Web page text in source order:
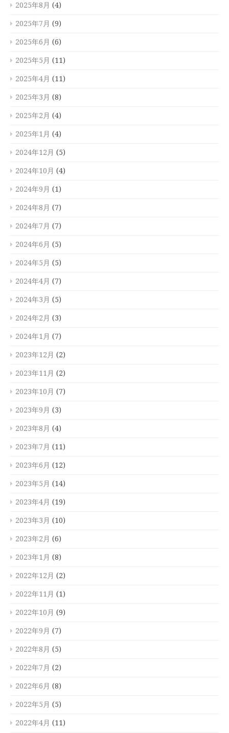
2025年8月 (4)
2025年7月 (9)
2025年6月 (6)
2025年5月 (11)
2025年4月 (11)
2025年3月 (8)
2025年2月 (4)
2025年1月 (4)
2024年12月 (5)
2024年10月 (4)
2024年9月 (1)
2024年8月 (7)
2024年7月 (7)
2024年6月 (5)
2024年5月 (5)
2024年4月 (7)
2024年3月 (5)
2024年2月 (3)
2024年1月 (7)
2023年12月 (2)
2023年11月 (2)
2023年10月 (7)
2023年9月 (3)
2023年8月 (4)
2023年7月 (11)
2023年6月 (12)
2023年5月 (14)
2023年4月 (19)
2023年3月 (10)
2023年2月 (6)
2023年1月 (8)
2022年12月 (2)
2022年11月 (1)
2022年10月 (9)
2022年9月 (7)
2022年8月 (5)
2022年7月 (2)
2022年6月 (8)
2022年5月 (5)
2022年4月 (11)